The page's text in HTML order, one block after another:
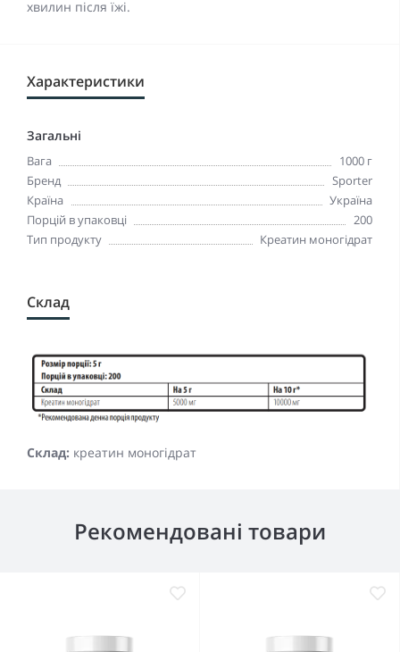
хвилин після їжі.
Характеристики
Загальні
Вага
1000 г
Бренд
Sporter
Країна
Україна
Порцій в упаковці
200
Тип продукту
Креатин моногідрат
Склад
Склад: креатин моногідрат
Рекомендовані товари